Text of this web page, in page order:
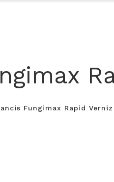
Fungimax Rapid